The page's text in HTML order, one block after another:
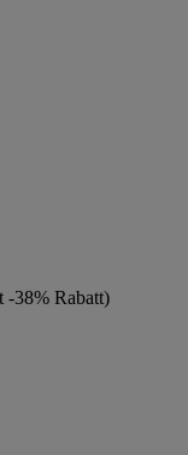
-38% Rabatt)